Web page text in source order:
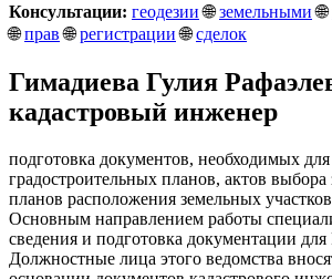
Консультации: геодезии🌐земельными🌐
🌐прав🌐регистрации🌐сделок
Гимадиева Гулия
кадастровый инженер
подготовка документов, необходимых для
градостроительных планов, актов выбора
планов расположения земельных участков
Основным направлением работы
сведения и подготовка документации для
Должностные лица этого ведомства